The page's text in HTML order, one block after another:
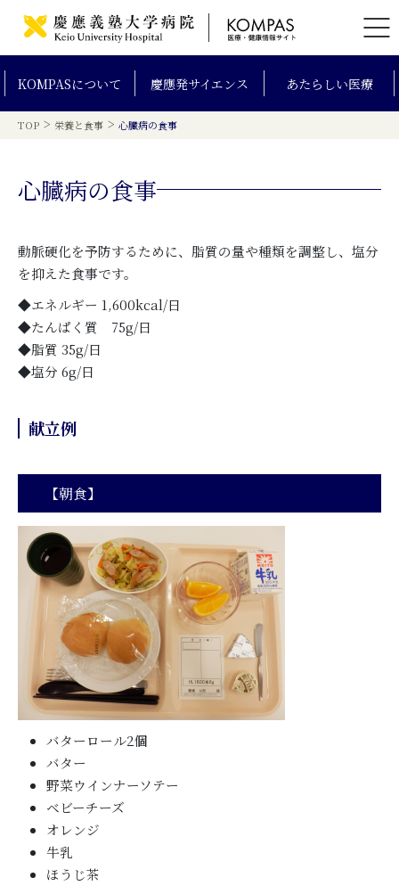
KOMPASについて 慶應発サイエンス あたらしい医療
TOP > 栄養と食事 > 心臓病の食事
心臓病の食事
動脈硬化を予防するために、脂質の量や種類を調整し、塩分
を抑えた食事です。
◆エネルギー 1,600kcal/日
◆たんぱく質 75g/日
◆脂質 35g/日
◆塩分 6g/日
献立例
【朝食】
バターロール2個
バター
野菜ウインナーソテー
ベビーチーズ
オレンジ
牛乳
ほうじ茶